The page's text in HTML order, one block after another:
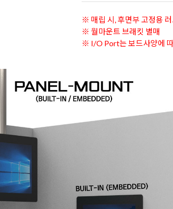
※ 매립 시, 후면부 고정용
※ 월마운트 브래킷 별매
※ I/O Port는 보드사양에